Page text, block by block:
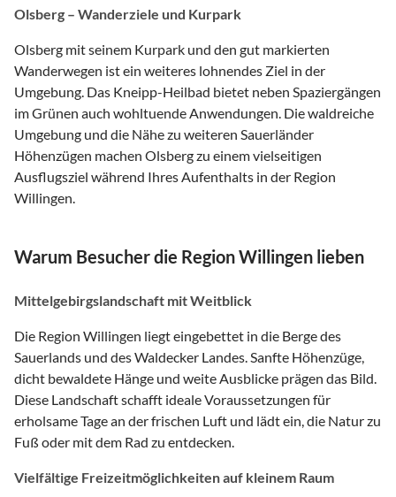
Olsberg – Wanderziele und Kurpark
Olsberg mit seinem Kurpark und den gut markierten
Wanderwegen ist ein weiteres lohnendes Ziel in der
Umgebung. Das Kneipp-Heilbad bietet neben Spaziergängen
im Grünen auch wohltuende Anwendungen. Die waldreiche
Umgebung und die Nähe zu weiteren Sauerländer
Höhenzügen machen Olsberg zu einem vielseitigen
Ausflugsziel während Ihres Aufenthalts in der Region
Willingen.
Warum Besucher die Region Willingen lieben
Mittelgebirgslandschaft mit Weitblick
Die Region Willingen liegt eingebettet in die Berge des
Sauerlands und des Waldecker Landes. Sanfte Höhenzüge,
dicht bewaldete Hänge und weite Ausblicke prägen das Bild.
Diese Landschaft schafft ideale Voraussetzungen für
erholsame Tage an der frischen Luft und lädt ein, die Natur zu
Fuß oder mit dem Rad zu entdecken.
Vielfältige Freizeitmöglichkeiten auf kleinem Raum